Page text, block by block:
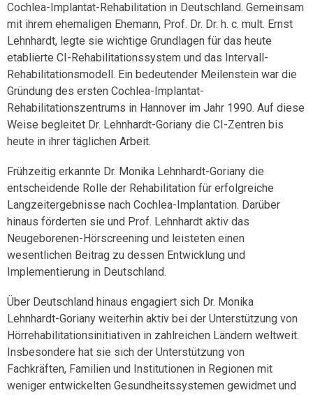
Cochlea-Implantat-Rehabilitation in Deutschland. Gemeinsam
mit ihrem ehemaligen Ehemann, Prof. Dr. Dr. h. c. mult. Ernst
Lehnhardt, legte sie wichtige Grundlagen für das heute
etablierte CI-Rehabilitationssystem und das Intervall-
Rehabilitationsmodell. Ein bedeutender Meilenstein war die
Gründung des ersten Cochlea-Implantat-
Rehabilitationszentrums in Hannover im Jahr 1990. Auf diese
Weise begleitet Dr. Lehnhardt-Goriany die CI-Zentren bis
heute in ihrer täglichen Arbeit.
Frühzeitig erkannte Dr. Monika Lehnhardt-Goriany die
entscheidende Rolle der Rehabilitation für erfolgreiche
Langzeitergebnisse nach Cochlea-Implantation. Darüber
hinaus förderten sie und Prof. Lehnhardt aktiv das
Neugeborenen-Hörscreening und leisteten einen
wesentlichen Beitrag zu dessen Entwicklung und
Implementierung in Deutschland.
Über Deutschland hinaus engagiert sich Dr. Monika
Lehnhardt-Goriany weiterhin aktiv bei der Unterstützung von
Hörrehabilitationsinitiativen in zahlreichen Ländern weltweit.
Insbesondere hat sie sich der Unterstützung von
Fachkräften, Familien und Institutionen in Regionen mit
weniger entwickelten Gesundheitssystemen gewidmet und